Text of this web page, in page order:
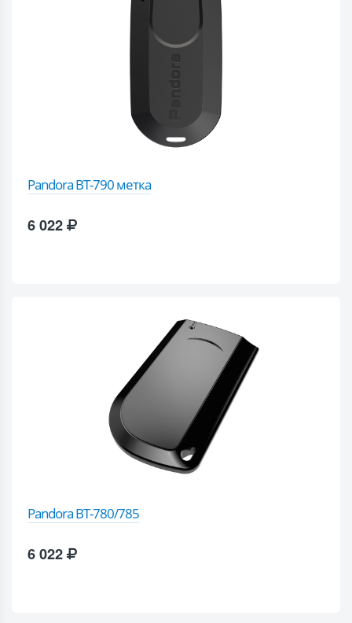
Pandora BT-790 метка
6 022
Pandora BT-780/785
6 022